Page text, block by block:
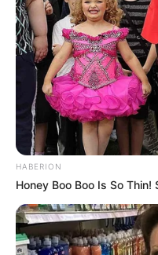
HABERION
Honey Boo Boo Is So Thin!